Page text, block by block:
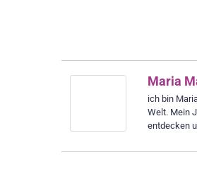
Maria
ich bin
Welt. Mein
entdecken